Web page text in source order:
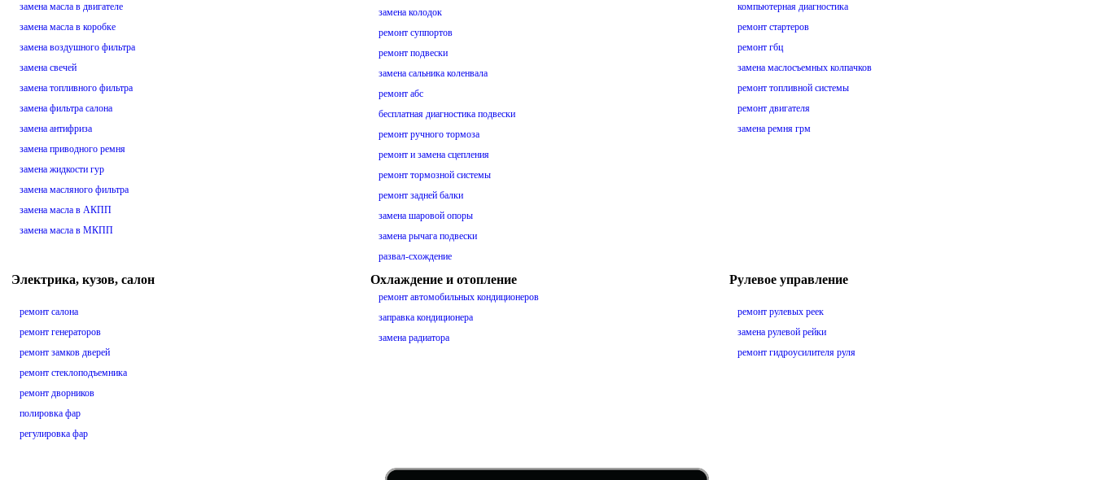
замена масла в двигателе
замена масла в коробке
замена воздушного фильтра
замена свечей
замена топливного фильтра
замена фильтра салона
замена антифриза
замена приводного ремня
замена жидкости гур
замена масляного фильтра
замена масла в АКПП
замена масла в МКПП
замена колодок
ремонт суппортов
ремонт подвески
замена сальника коленвала
ремонт абс
бесплатная диагностика подвески
ремонт ручного тормоза
ремонт и замена сцепления
ремонт тормозной системы
ремонт задней балки
замена шаровой опоры
замена рычага подвески
развал-схождение
компьютерная диагностика
ремонт стартеров
ремонт гбц
замена маслосъемных колпачков
ремонт топливной системы
ремонт двигателя
замена ремня грм
Электрика, кузов, салон
ремонт салона
ремонт генераторов
ремонт замков дверей
ремонт стеклоподъемника
ремонт дворников
полировка фар
регулировка фар
Охлаждение и отопление
ремонт автомобильных кондиционеров
заправка кондиционера
замена радиатора
Рулевое управление
ремонт рулевых реек
замена рулевой рейки
ремонт гидроусилителя руля